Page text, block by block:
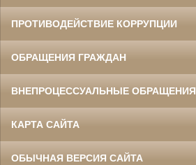
ПРОТИВОДЕЙСТВИЕ КОРРУПЦИИ
ОБРАЩЕНИЯ ГРАЖДАН
ВНЕПРОЦЕССУАЛЬНЫЕ ОБРАЩЕНИЯ
КАРТА САЙТА
ОБЫЧНАЯ ВЕРСИЯ САЙТА